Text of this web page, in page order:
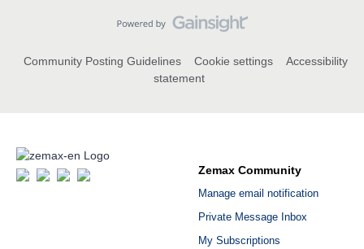
Community Posting Guidelines Cookie settings
Accessibility
statement
Zemax Community
Manage email notification
Private Message Inbox
My Subscriptions